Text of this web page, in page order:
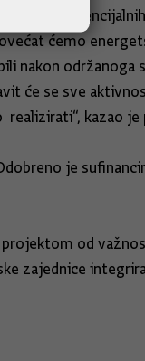
i
ćemo
nakon održanoga
će se sve
kazao je
je
od
zajednice